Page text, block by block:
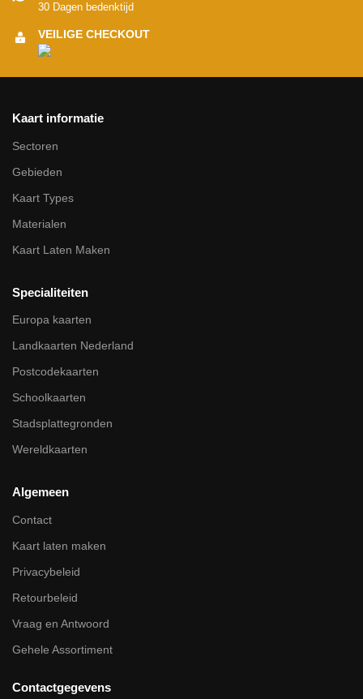
30 Dagen bedenktijd
VEILIGE CHECKOUT
Kaart informatie
Sectoren
Gebieden
Kaart Types
Materialen
Kaart Laten Maken
Specialiteiten
Europa kaarten
Landkaarten Nederland
Postcodekaarten
Schoolkaarten
Stadsplattegronden
Wereldkaarten
Algemeen
Contact
Kaart laten maken
Privacybeleid
Retourbeleid
Vraag en Antwoord
Gehele Assortiment
Contactgegevens